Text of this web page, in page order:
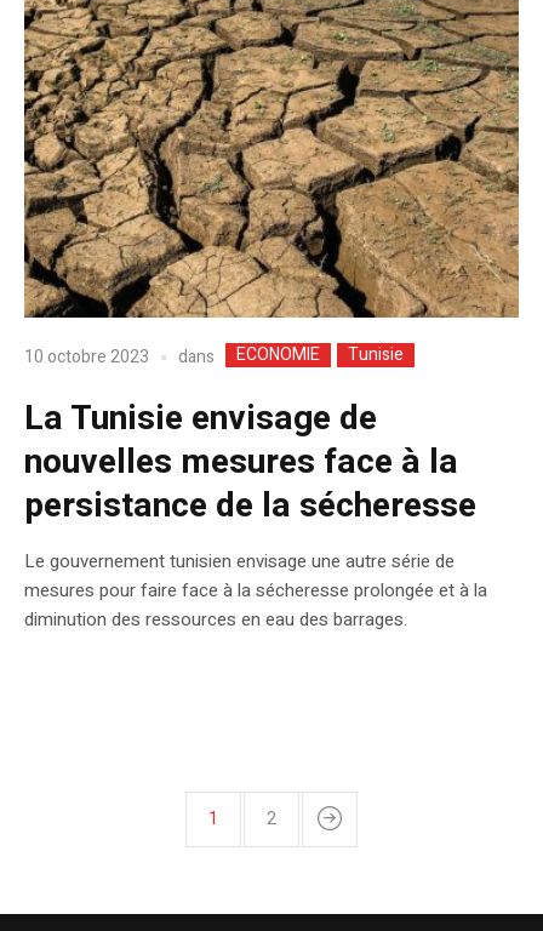
10 octobre 2023 dans ECONOMIE Tunisie
La Tunisie envisage de
nouvelles mesures face à la
persistance de la sécheresse
Le gouvernement tunisien envisage une autre série de
mesures pour faire face à la sécheresse prolongée et à la
diminution des ressources en eau des barrages.
1 2